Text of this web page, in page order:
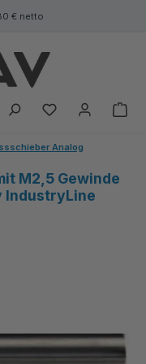
€ netto
Analog
M2,5 Gewinde
IndustryLine